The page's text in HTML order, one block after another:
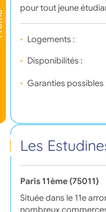
pour tout jeune
Logements :
Disponibilités :
Garanties possibles
Les
Paris 11ème (75011)
Située dans le 11e
nombreux